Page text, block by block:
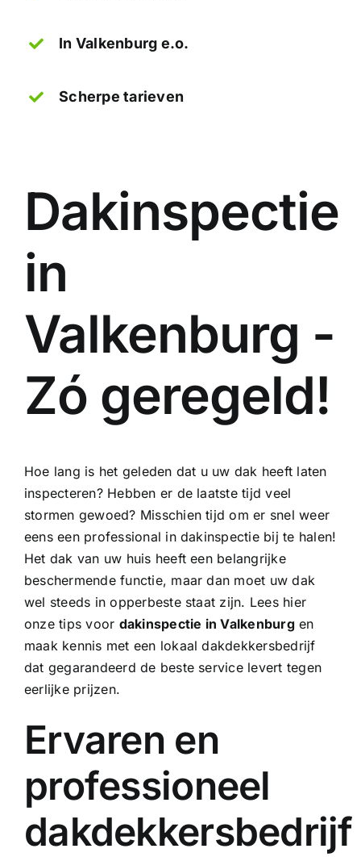
In Valkenburg e.o.
Scherpe tarieven
Dakinspectie
in
Valkenburg -
Zó geregeld!
Hoe lang is het geleden dat u uw dak heeft laten
inspecteren? Hebben er de laatste tijd veel
stormen gewoed? Misschien tijd om er snel weer
eens een professional in dakinspectie bij te halen!
Het dak van uw huis heeft een belangrijke
beschermende functie, maar dan moet uw dak
wel steeds in opperbeste staat zijn. Lees hier
onze tips voor dakinspectie in Valkenburgen
maak kennis met een lokaal dakdekkersbedrijf
dat gegarandeerd de beste service levert tegen
eerlijke prijzen.
Ervaren en
professioneel
dakdekkersbedrijf